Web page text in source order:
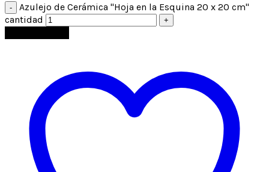
Azulejo de Cerámica "Hoja en la Esquina 20 x 20 cm"
cantidad